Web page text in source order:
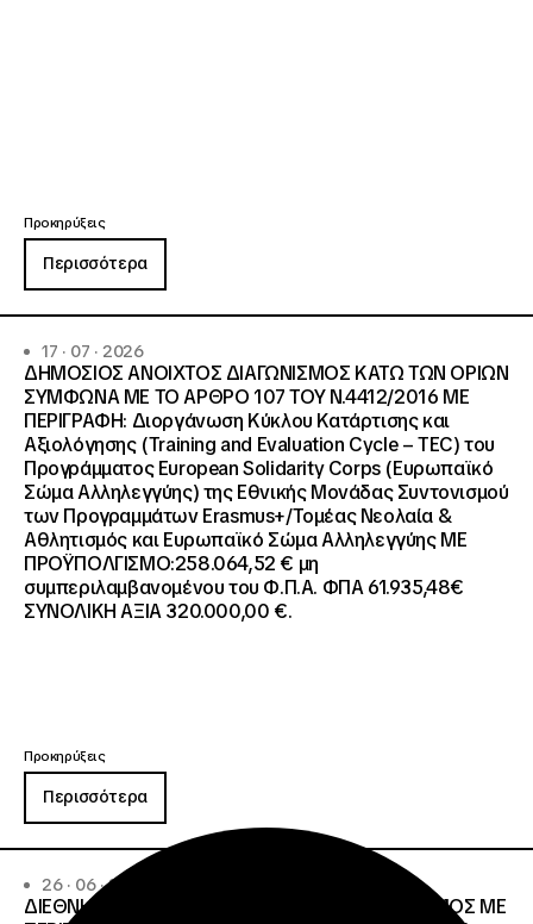
Προκηρύξεις
Περισσότερα
17 · 07 · 2026
ΔΗΜΟΣΙΟΣ ΑΝΟΙΧΤΟΣ ΔΙΑΓΩΝΙΣΜΟΣ ΚΑΤΩ ΤΩΝ ΟΡΙΩΝ
ΣΥΜΦΩΝΑ ΜΕ ΤΟ ΑΡΘΡΟ 107 ΤΟΥ Ν.4412/2016 ΜΕ
ΠΕΡΙΓΡΑΦΗ: Διοργάνωση Κύκλου Κατάρτισης και
Αξιολόγησης (Training and Evaluation Cycle – TEC) του
Προγράμματος European Solidarity Corps (Ευρωπαϊκό
Σώμα Αλληλεγγύης) της Εθνικής Μονάδας Συντονισμού
των Προγραμμάτων Erasmus+/Τομέας Νεολαία &
Αθλητισμός και Ευρωπαϊκό Σώμα Αλληλεγγύης ΜΕ
ΠΡΟΫΠΟΛΓΙΣΜΟ:258.064,52 € μη
συμπεριλαμβανομένου του Φ.Π.Α. ΦΠΑ 61.935,48€
ΣΥΝΟΛΙΚΗ ΑΞΙΑ 320.000,00 €.
Προκηρύξεις
Περισσότερα
26 · 06 · 2026
ΔΙΕΘΝΗΣ ΑΝΟΙΧΤΟΣ ΗΛΕΚΤΡΟΝΙΚΟΣ ΔΙΑΓΩΝΙΣΜΟΣ ΜΕ